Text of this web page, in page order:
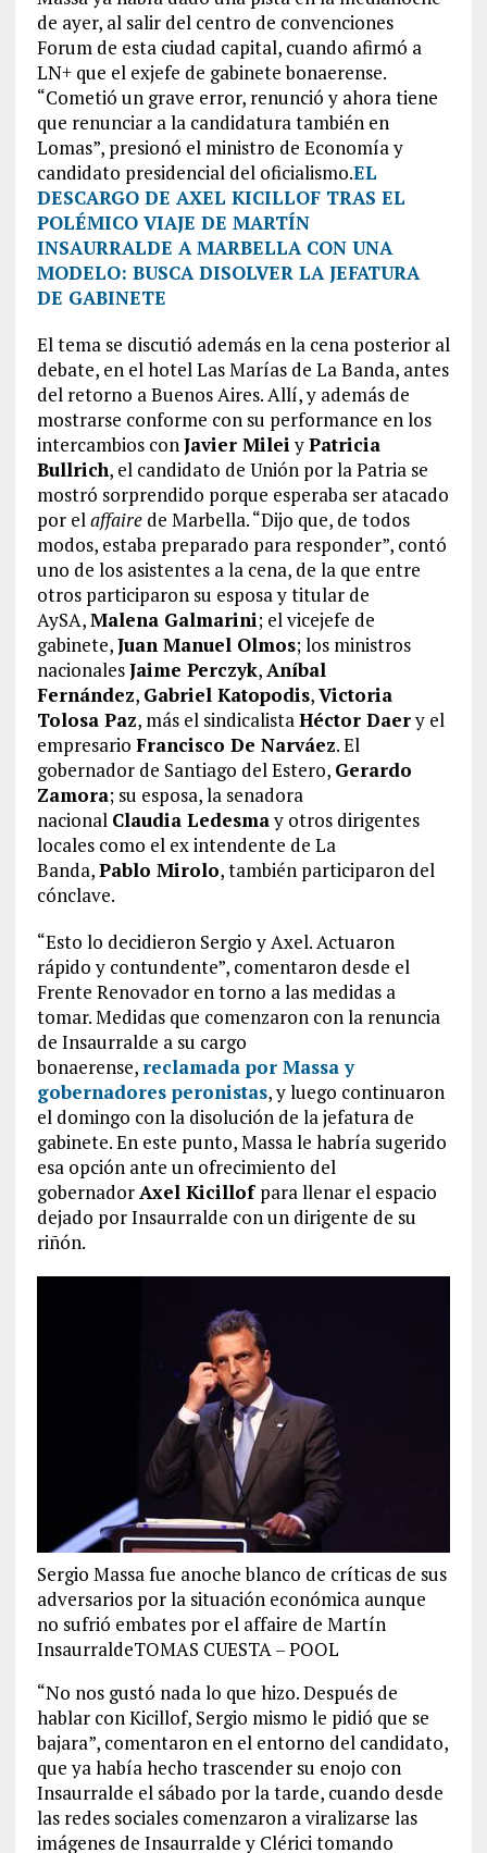
de ayer, al salir del centro de convenciones
Forum de esta ciudad capital, cuando afirmó a
LN+ que el exjefe de gabinete bonaerense.
“Cometió un grave error, renunció y ahora tiene
que renunciar a la candidatura también en
Lomas”, presionó el ministro de Economía y
candidato presidencial del oficialismo.EL
DESCARGO DE AXEL KICILLOF TRAS EL
POLÉMICO VIAJE DE MARTÍN
INSAURRALDE A MARBELLA CON UNA
MODELO: BUSCA DISOLVER LA JEFATURA
DE GABINETE
El tema se discutió además en la cena posterior al
debate, en el hotel Las Marías de La Banda, antes
del retorno a Buenos Aires. Allí, y además de
mostrarse conforme con su performance en los
intercambios conJavier MileiyPatricia
Bullrich, el candidato de Unión por la Patria se
mostró sorprendido porque esperaba ser atacado
por elaffairede Marbella. “Dijo que, de todos
modos, estaba preparado para responder”, contó
uno de los asistentes a la cena, de la que entre
otros participaron su esposa y titular de
AySA,Malena Galmarini; el vicejefe de
gabinete,Juan Manuel Olmos; los ministros
nacionalesJaime Perczyk,Aníbal
Fernández, Gabriel Katopodis,Victoria
Tolosa Paz, más el sindicalistaHéctor Daery el
empresario Francisco De Narváez. El
gobernador de Santiago del Estero, Gerardo
Zamora; su esposa, la senadora
nacional Claudia Ledesmay otros dirigentes
locales como el ex intendente de La
Banda,Pablo Mirolo, también participaron del
cónclave.
“Esto lo decidieron Sergio y Axel. Actuaron
rápido y contundente”, comentaron desde el
Frente Renovador en torno a las medidas a
tomar. Medidas que comenzaron con la renuncia
de Insaurralde a su cargo
bonaerense, reclamada por Massa y
gobernadores peronistas, y luego continuaron
el domingo con la disolución de la jefatura de
gabinete. En este punto, Massa le habría sugerido
esa opción ante un ofrecimiento del
gobernadorAxel Kicillof para llenar el espacio
dejado por Insaurralde con un dirigente de su
riñón.
Sergio Massa fue anoche blanco de críticas de sus
adversarios por la situación económica aunque
no sufrió embates por el affaire de Martín
InsaurraldeTOMAS CUESTA – POOL
“No nos gustó nada lo que hizo. Después de
hablar con Kicillof, Sergio mismo le pidió que se
bajara”, comentaron en el entorno del candidato,
que ya había hecho trascender su enojo con
Insaurralde el sábado por la tarde, cuando desde
las redes sociales comenzaron a viralizarse las
imágenes de Insaurralde y Clérici tomando